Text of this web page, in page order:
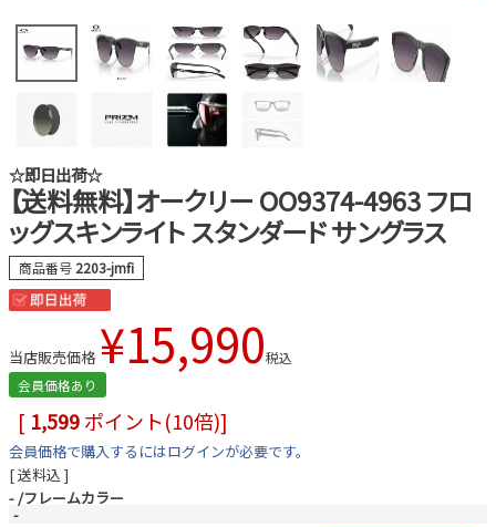
☆即日出荷☆
【送料無料】オークリー OO9374-4963 フロ
ッグスキンライト スタンダード サングラス
商品番号 2203-jmfi
当店販売価格 ¥15,990税込
会員価格あり
[ 1,599ポイント(10倍)]
会員価格で購入するにはログインが必要です。
送料込
- フレームカラー
-